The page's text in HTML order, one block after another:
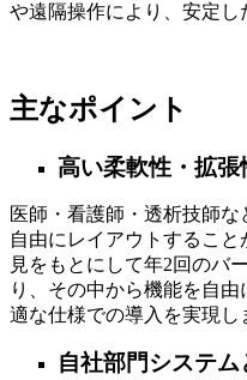
や遠隔操作により、安定し
主なポイント
高い柔軟性・拡張
医師・看護師・透析技師
自由にレイアウトするこ
見をもとにして年2回のバ
り、その中から機能を自
適な仕様での導入を実現し
自社部門システ